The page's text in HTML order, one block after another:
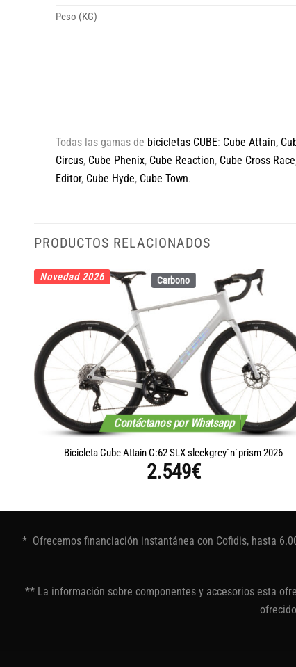
Peso (KG)
Todas las gamas de bicicletas CUBE: Cube Attain,
Circus, Cube Phenix, Cube Reaction, Cube Cross Race
Editor, Cube Hyde, Cube Town.
PRODUCTOS RELACIONADOS
Carbono
Contáctanos por Whatsapp
Novedad 2026
Bicicleta Cube Attain C:62 SLX sleekgrey´n´prism 2026
2.549€
* Ofrecemos financiación instantánea con Cofidis, hasta
** La información sobre componentes y accesorios esta